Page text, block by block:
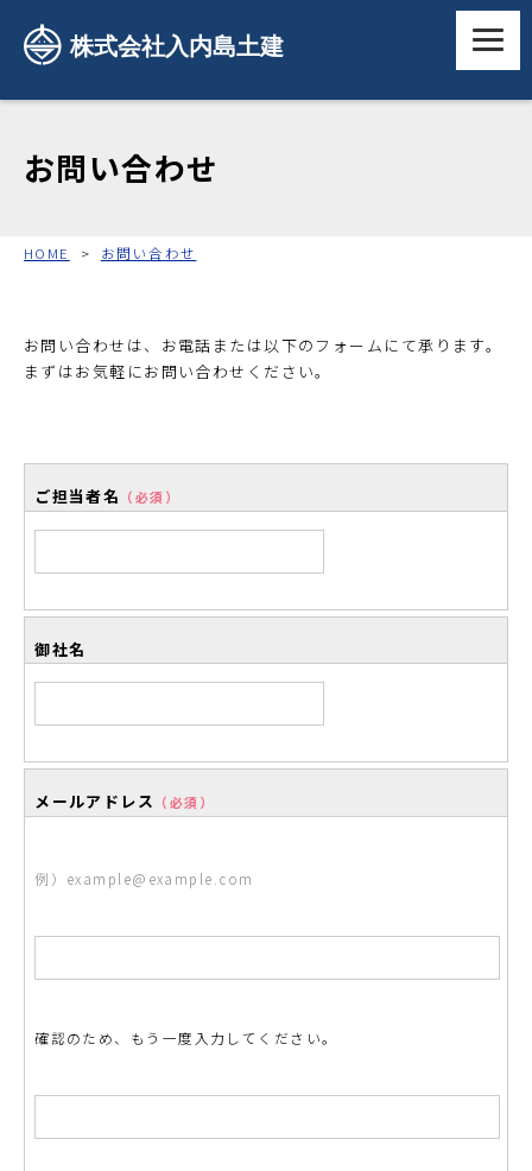
お問い合わせ
HOME お問い合わせ
お問い合わせは、お電話または以下のフォームにて承ります。
まずはお気軽にお問い合わせください。
ご担当者名 （必須）
御社名
メールアドレス （必須）
例）example@example.com
確認のため、もう一度入力してください。